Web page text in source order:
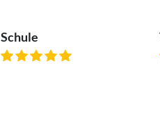
Schule